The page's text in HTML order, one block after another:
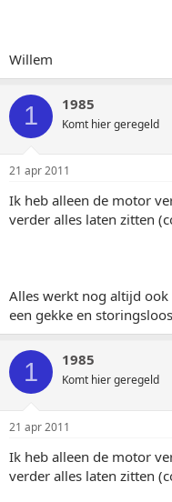
Willem
1 1985
Komt hier geregeld
21 apr 2011
Ik heb alleen de motor
verder alles laten zitten
Alles werkt nog altijd ook
een gekke en
1 1985
Komt hier geregeld
21 apr 2011
Ik heb alleen de motor
verder alles laten zitten